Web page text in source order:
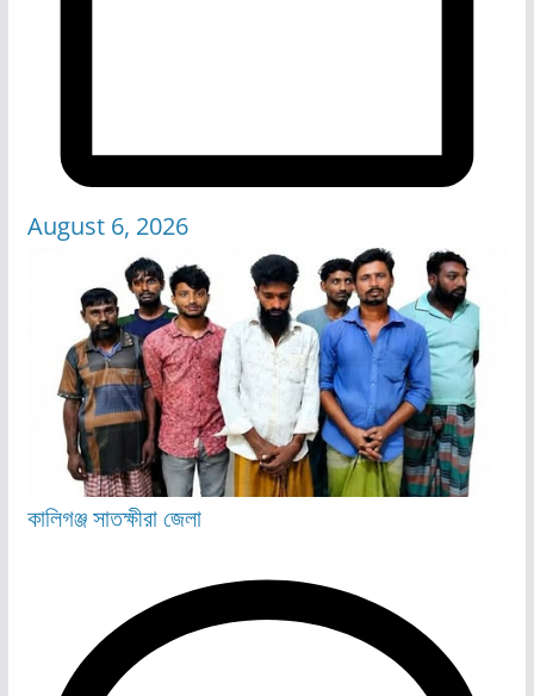
August 6, 2026
কালিগঞ্জসাতক্ষীরা জেলা